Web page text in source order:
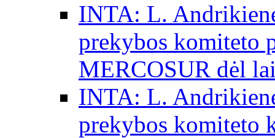
INTA: L.
prekybos komiteto
MERCOSUR dėl
INTA: L.
prekybos komiteto